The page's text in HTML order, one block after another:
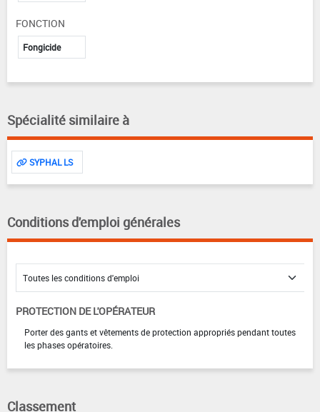
FONCTION
Fongicide
Spécialité similaire à
SYPHAL LS
Conditions d'emploi générales
PROTECTION DE L'OPÉRATEUR
Porter des gants et vêtements de protection appropriés pendant toutes
les phases opératoires.
Classement